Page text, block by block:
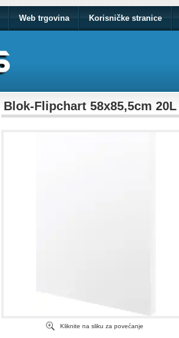
Web trgovina Korisničke stranice
Blok-Flipchart 58x85,5cm
Kliknite na sliku za povećanje